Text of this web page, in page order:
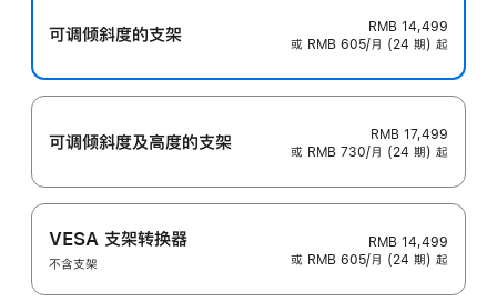
可调倾斜度的支架
RMB 14,499
或 RMB 605/月 (24 期) 起
可调倾斜度及高‍度的支‍架
RMB 17,499
或 RMB 730/月 (24 期) 起
VESA 支架转换器
不含支架
RMB 14,499
或 RMB 605/月 (24 期) 起